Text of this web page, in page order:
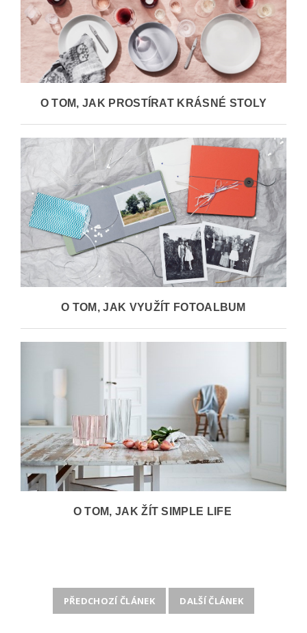
O TOM, JAK PROSTÍRAT KRÁSNÉ STOLY
O TOM, JAK VYUŽÍT FOTOALBUM
O TOM, JAK ŽÍT SIMPLE LIFE
PŘEDCHOZÍ ČLÁNEK DALŠÍ ČLÁNEK